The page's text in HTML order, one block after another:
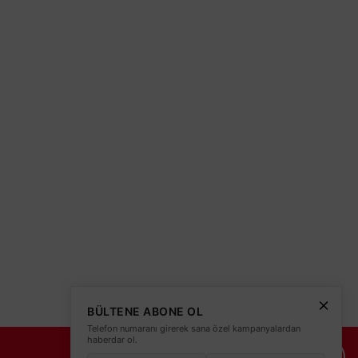
BÜLTENE ABONE OL
Telefon numaranı girerek sana özel kampanyalardan
haberdar ol.